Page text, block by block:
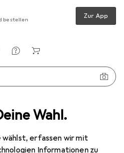
Wahl.
wählst, erfassen wir mit
Informationen zu
bestellen Zur App
Steckschlüssel + Stecknuss
Stecknuss·